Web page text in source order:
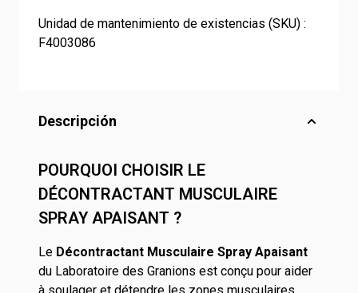
Unidad de mantenimiento de existencias (SKU) :
F4003086
Descripción
POURQUOI CHOISIR LE
DÉCONTRACTANT MUSCULAIRE
SPRAY APAISANT ?
Le Décontractant Musculaire Spray Apaisant
du Laboratoire des Granions est conçu pour aider